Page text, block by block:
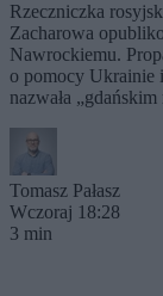
Rzeczniczka
Zacharowa
Nawrockiemu.
o pomocy Ukrainie
nazwała
Tomasz Pałasz
Wczoraj 18:28
3 min